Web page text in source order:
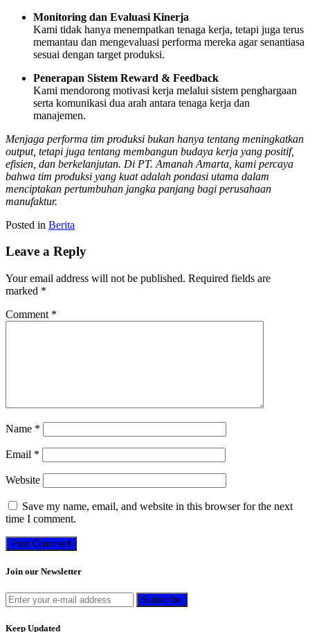
Monitoring dan Evaluasi Kinerja
Kami tidak hanya menempatkan tenaga kerja, tetapi juga terus
memantau dan mengevaluasi performa mereka agar senantiasa
sesuai dengan target produksi.
Penerapan Sistem Reward & Feedback
Kami mendorong motivasi kerja melalui sistem penghargaan
serta komunikasi dua arah antara tenaga kerja dan
manajemen.
Menjaga performa tim produksi bukan hanya tentang meningkatkan
output, tetapi juga tentang membangun budaya kerja yang positif,
efisien, dan berkelanjutan. Di PT. Amanah Amarta, kami percaya
bahwa tim produksi yang kuat adalah pondasi utama dalam
menciptakan pertumbuhan jangka panjang bagi perusahaan
manufaktur.
Posted in Berita
Leave a Reply
Your email address will not be published. Required fields are
marked *
Comment *
Name *
Email *
Website
Save my name, email, and website in this browser for the next
time I comment.
Join our Newsletter
Keep Updated